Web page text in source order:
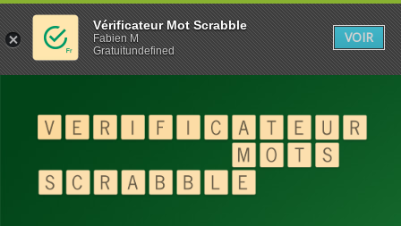
Vérificateur Mot Scrabble
Fabien M
Gratuitundefined
VOIR